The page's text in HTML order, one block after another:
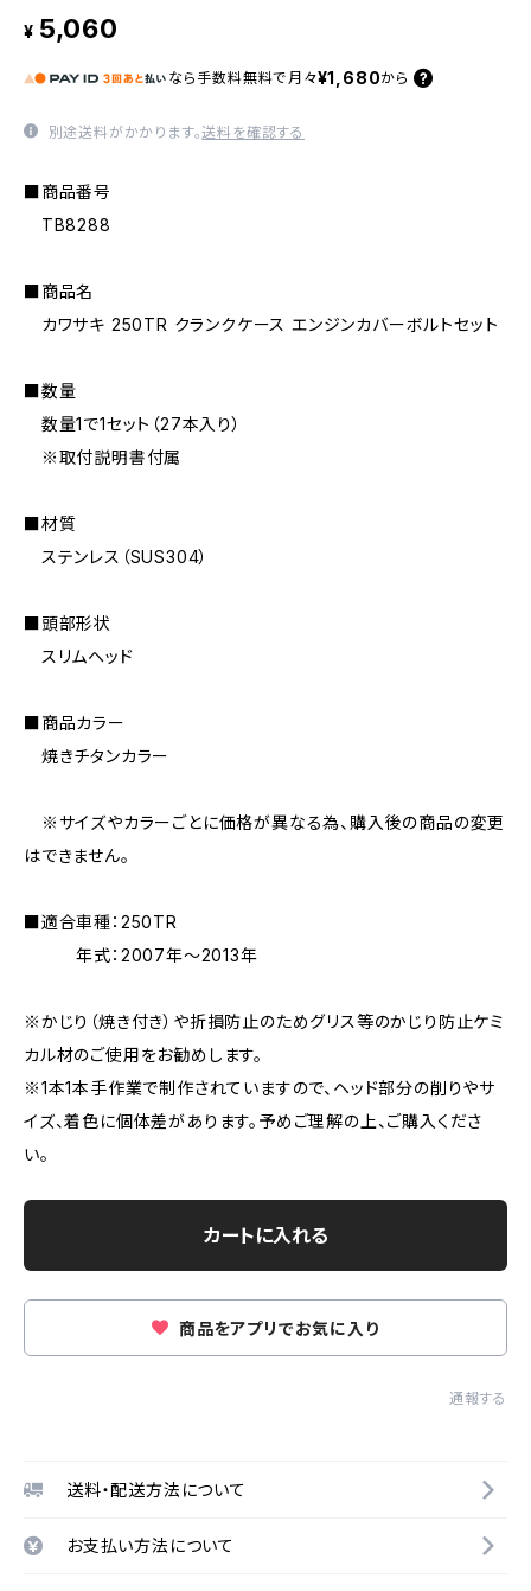
¥ 5,060
なら 手数料無料で 月々¥1,680から
別途送料がかかります。送料を確認する
■商品番号
TB8288
■商品名
カワサキ 250TR クランクケース エンジンカバーボルトセット
■数量
数量1で1セット（27本入り）
※取付説明書付属
■材質
ステンレス（SUS304）
■頭部形状
スリムヘッド
■商品カラー
焼きチタンカラー
※サイズやカラーごとに価格が異なる為、購入後の商品の変更
はできません。
■適合車種：250TR
年式：2007年〜2013年
※かじり（焼き付き）や折損防止のためグリス等のかじり防止ケミ
カル材のご使用をお勧めします。
※1本1本手作業で制作されていますので、ヘッド部分の削りやサ
イズ、着色に個体差があります。予めご理解の上、ご購入くださ
い。
カートに入れる
商品をアプリでお気に入り
通報する
送料・配送方法について
お支払い方法について